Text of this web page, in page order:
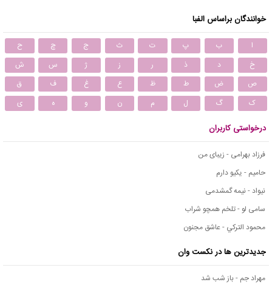
خوانندگان براساس الفبا
ا ب پ ت ث ج چ
ح
خ
د ذ ر ز ژ س
ش
ص
ض ط ظ ع غ ف
ق
ک
گ ل م ن و ه ی
درخواستی کاربران
فرزاد بهرامی - زیبای من
حامیم - یکیو دارم
نیواد - نیمه گمشدمی
سامی لو - تلخم همچو شراب
محمود التركي - عاشق مجنون
جدیدترین ها در نکست وان
مهراد جم - باز شب شد